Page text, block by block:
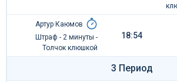
Артур Каюмов
Штраф - 2 минуты -
Толчок клюшкой
18:54
3 Период